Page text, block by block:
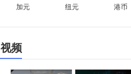
加元 纽元 港币
视频